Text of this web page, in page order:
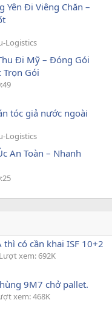
Yên Đi Viêng Chăn –
Logistics
Đi Mỹ – Đóng Gói
Trọn Gói
tóc giả nước ngoài
Logistics
An Toàn – Nhanh
thì có cần khai ISF 10+2
Lượt xem: 692K
9M7 chở pallet.
xem: 468K